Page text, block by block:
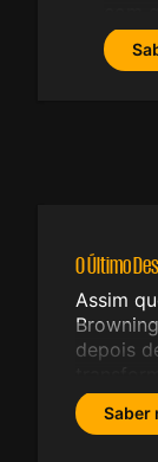
à
morte
O Último
Assim
depois
Saber